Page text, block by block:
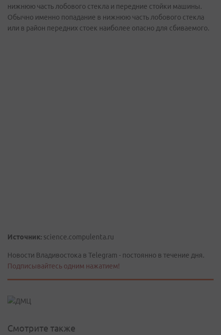
нижнюю часть лобового стекла и передние стойки машины.
Обычно именно попадание в нижнюю часть лобового стекла
или в район передних стоек наиболее опасно для сбиваемого.
Источник: science.compulenta.ru
Новости Владивостока в Telegram - постоянно в течение дня.
Подписывайтесь одним нажатием!
Смотрите также